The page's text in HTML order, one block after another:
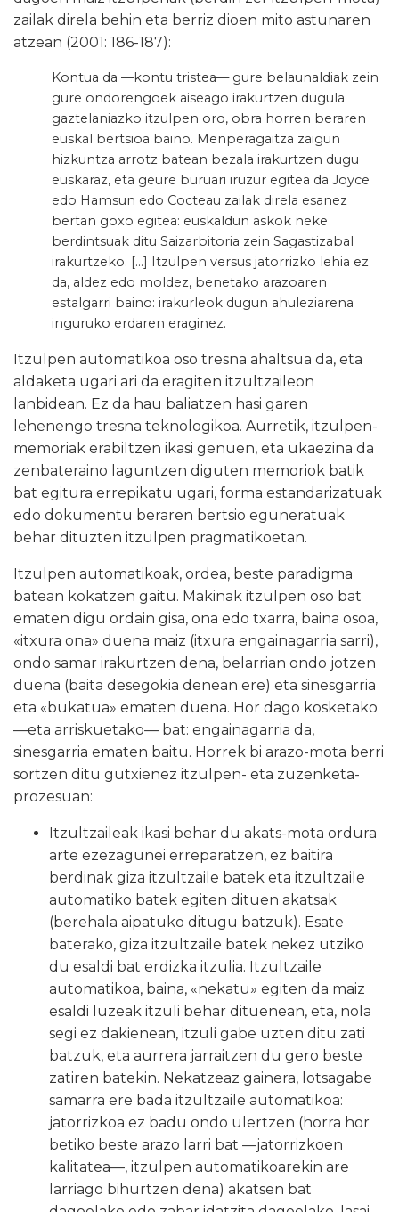
zailak direla behin eta berriz dioen mito astunaren
atzean (2001: 186-187):
Kontua da —kontu tristea— gure belaunaldiak zein
gure ondorengoek aiseago irakurtzen dugula
gaztelaniazko itzulpen oro, obra horren beraren
euskal bertsioa baino. Menperagaitza zaigun
hizkuntza arrotz batean bezala irakurtzen dugu
euskaraz, eta geure buruari iruzur egitea da Joyce
edo Hamsun edo Cocteau zailak direla esanez
bertan goxo egitea: euskaldun askok neke
berdintsuak ditu Saizarbitoria zein Sagastizabal
irakurtzeko. […] Itzulpen versus jatorrizko lehia ez
da, aldez edo moldez, benetako arazoaren
estalgarri baino: irakurleok dugun ahuleziarena
inguruko erdaren eraginez.
Itzulpen automatikoa oso tresna ahaltsua da, eta
aldaketa ugari ari da eragiten itzultzaileon
lanbidean. Ez da hau baliatzen hasi garen
lehenengo tresna teknologikoa. Aurretik, itzulpen-
memoriak erabiltzen ikasi genuen, eta ukaezina da
zenbateraino laguntzen diguten memoriok batik
bat egitura errepikatu ugari, forma estandarizatuak
edo dokumentu beraren bertsio eguneratuak
behar dituzten itzulpen pragmatikoetan.
Itzulpen automatikoak, ordea, beste paradigma
batean kokatzen gaitu. Makinak itzulpen oso bat
ematen digu ordain gisa, ona edo txarra, baina osoa,
«itxura ona» duena maiz (itxura engainagarria sarri),
ondo samar irakurtzen dena, belarrian ondo jotzen
duena (baita desegokia denean ere) eta sinesgarria
eta «bukatua» ematen duena. Hor dago kosketako
—eta arriskuetako— bat: engainagarria da,
sinesgarria ematen baitu. Horrek bi arazo-mota berri
sortzen ditu gutxienez itzulpen- eta zuzenketa-
prozesuan:
Itzultzaileak ikasi behar du akats-mota ordura
arte ezezagunei erreparatzen, ez baitira
berdinak giza itzultzaile batek eta itzultzaile
automatiko batek egiten dituen akatsak
(berehala aipatuko ditugu batzuk). Esate
baterako, giza itzultzaile batek nekez utziko
du esaldi bat erdizka itzulia. Itzultzaile
automatikoa, baina, «nekatu» egiten da maiz
esaldi luzeak itzuli behar dituenean, eta, nola
segi ez dakienean, itzuli gabe uzten ditu zati
batzuk, eta aurrera jarraitzen du gero beste
zatiren batekin. Nekatzeaz gainera, lotsagabe
samarra ere bada itzultzaile automatikoa:
jatorrizkoa ez badu ondo ulertzen (horra hor
betiko beste arazo larri bat —jatorrizkoen
kalitatea—, itzulpen automatikoarekin are
larriago bihurtzen dena) akatsen bat